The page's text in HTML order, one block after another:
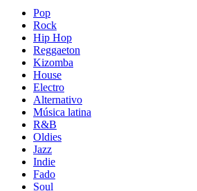
Pop
Rock
Hip Hop
Reggaeton
Kizomba
House
Electro
Alternativo
Música latina
R&B
Oldies
Jazz
Indie
Fado
Soul